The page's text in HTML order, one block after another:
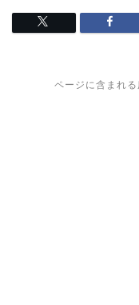
ページに含まれ